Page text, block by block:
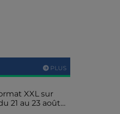
PLUS
XXL sur
21 au 23 août